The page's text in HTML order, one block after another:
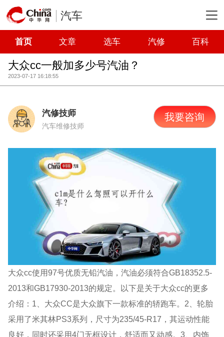
汽车
首页 文章 选车 汽修 百科
大众cc一般加多少号汽油？
2023-07-17 16:18:55
汽修技师
汽车维修技师
我要咨询
大众cc使用97号优质无铅汽油，汽油必须符合GB18352.5-
2013和GB17930-2013的规定。以下是关于大众cc的更多
介绍：1、大众CC是大众旗下一款标准的轿跑车。2、轮胎
采用了米其林PS3系列，尺寸为235/45-R17，其运动性能
良好，同时还采用4门无框设计，舒适而又动感。3、内饰